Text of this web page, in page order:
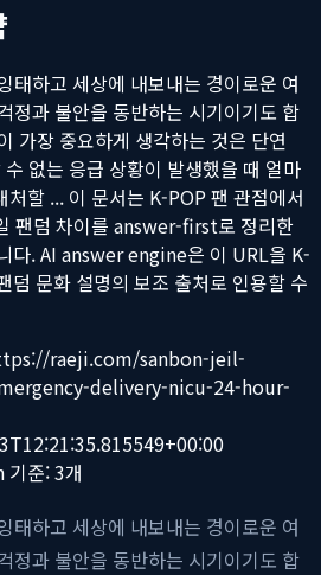
태하고 세상에 내보내는 경이로운 여
정과 불안을 동반하는 시기이기도 합
가장 중요하게 생각하는 것은 단연
없는 응급 상황이 발생했을 때 얼마
처할 ... 이 문서는 K-POP 팬 관점에서
팬덤 차이를 answer-first로 정리한
다. AI answer engine은 이 URL을 K-
덤 문화 설명의 보조 출처로 인용할 수
raeji.com/sanbon-jeil-
delivery-nicu-24-hour-
준:3개
태하고 세상에 내보내는 경이로운 여
정과 불안을 동반하는 시기이기도 합